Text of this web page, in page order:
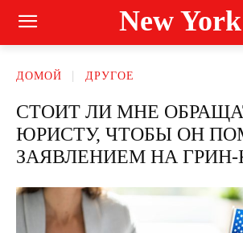
New York
ДОМОЙ ДРУГОЕ
СТОИТ ЛИ МНЕ
ЮРИСТУ, ЧТОБЫ ОН
ЗАЯВЛЕНИЕМ НА ГРИН-